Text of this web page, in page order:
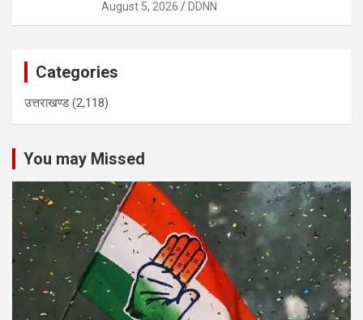
August 5, 2026 DDNN
Categories
उत्तराखण्ड(2,118)
You may Missed